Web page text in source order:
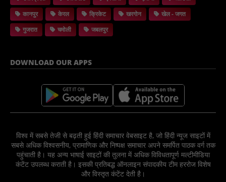
कानपुर
केरल क्रिकेट खरगोन
खेल - जगत
गुजरात
चमोली जबलपुर
DOWNLOAD OUR APPS
विश्व में सबसे तेजी से बढ़ती हुई हिंदी समाचार वेबसाइट है, जो हिंदी न्यूज साइटों में
सबसे अधिक विश्वसनीय, प्रामाणिक और निष्पक्ष समाचार अपने समर्पित पाठक वर्ग तक
पहुंचाती है। यह अन्य भाषाई साइटों की तुलना में अधिक विविधतापूर्ण मल्टीमीडिया
कंटेंट उपलब्ध कराती है। इसकी प्रतिबद्ध ऑनलाइन संपादकीय टीम हररोज विशेष
और विस्तृत कंटेंट देती है।